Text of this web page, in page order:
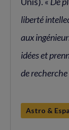
liberté
aux
idées et
de recherche
Astro &